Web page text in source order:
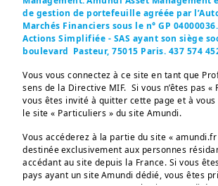
dette françaises :la
économique de la
s'améliorer légèrement,
par une
investissements plus
même si l'incertitude
pourrait peser sur la
que la dette
augmenter en raison
de gestion de portefeuille agréée par
Marchés Financiers sous le n° GP
Actions Simplifiée - SAS ayant son siège
boulevard Pasteur, 75015 Paris. 437 574
Vous vous connectez à ce site en tant que
sens de la Directive MIF. Si vous n’êtes pas «
vous êtes invité à quitter cette page et à
le site « Particuliers » du site Amundi.
Vous accéderez à la partie du site « amundi.fr
destinée exclusivement aux personnes
accédant au site depuis la France. Si vous
pays ayant un site Amundi dédié, vous êtes
Ces informations sont destinées
investisseurs “Professionnels” au sens
2004/39/CE du 21 avril 2004 « MIF »  et
et suivants du Règlement Général de
s’adressent pas au grand public ou aux
professionnels au sens de toute
aux “US Persons”, telle que cette
par la «Regulation S» de la Securities
Les informations non-contractuelles ne
aucun cas une offre d’achat, une
un conseil en investissement dans les